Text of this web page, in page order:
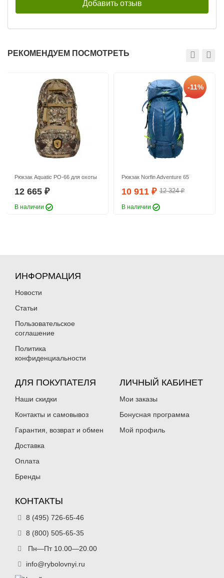
РЕКОМЕНДУЕМ ПОСМОТРЕТЬ
Рюкзак Aquatic РО-66 для охоты
12 665 ₽
В наличии
-11%
Рюкзак Norfin Adventure 65
10 911 ₽ 12 324₽
В наличии
ИНФОРМАЦИЯ
Новости
Статьи
Пользовательское
соглашение
Политика
конфиденциальности
ДЛЯ ПОКУПАТЕЛЯ
Наши скидки
Контакты и самовывоз
Гарантия, возврат и обмен
Доставка
Оплата
Бренды
ЛИЧНЫЙ КАБИНЕТ
Мои заказы
Бонусная программа
Мой профиль
КОНТАКТЫ
8 (495) 726-65-46
8 (800) 505-65-35
Пн—Пт 10.00—20.00
info@rybolovnyi.ru